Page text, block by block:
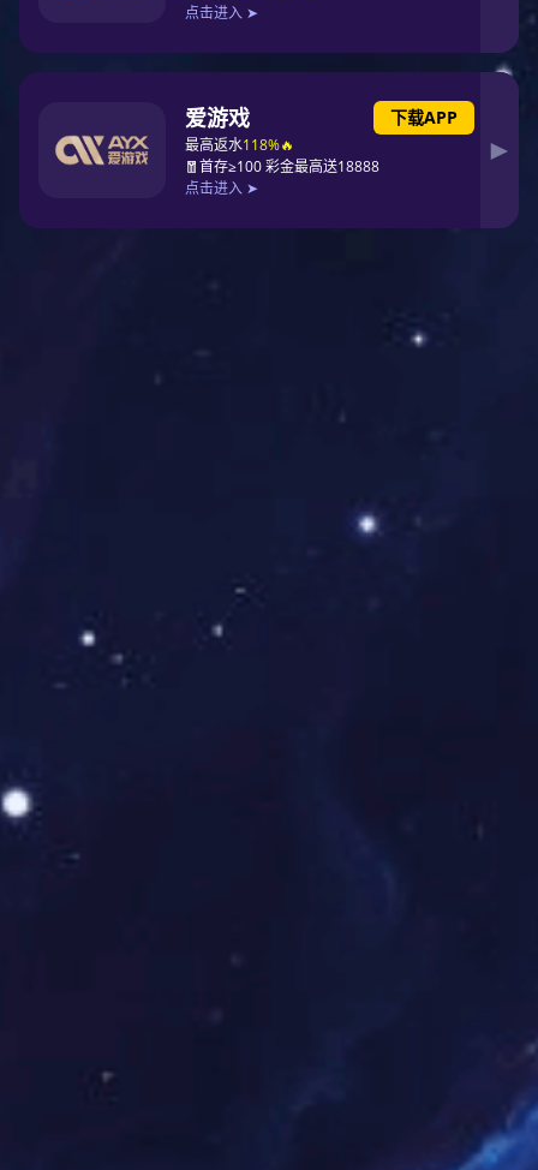
东方广场是东方大明贸易集团投资的一家全资百货广场，坐落于酒泉市最繁华鼓
甘肃酒泉 · 东方国际广场